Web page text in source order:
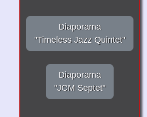
Diaporama
"Timeless Jazz Quintet"
Diaporama
"JCM Septet"